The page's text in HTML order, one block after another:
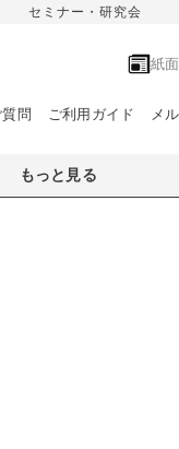
セミナー・研究会
紙
問 ご利用ガイド メ
もっと見る